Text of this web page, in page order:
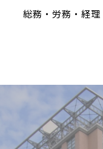
総務・労務・経理